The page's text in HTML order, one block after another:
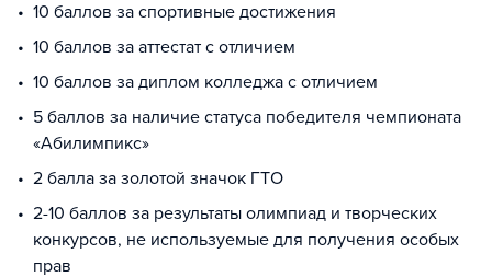
10 баллов за спортивные достижения
10 баллов за аттестат с отличием
10 баллов за диплом колледжа с отличием
5 баллов за наличие статуса победителя чемпионата
«Абилимпикс»
2 балла за золотой значок ГТО
2-10 баллов за результаты олимпиад и творческих
конкурсов, не используемые для получения особых
прав